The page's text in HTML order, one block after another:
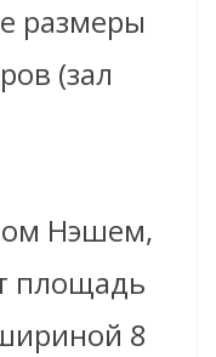
размеры
(зал
Нэшем,
площадь
8